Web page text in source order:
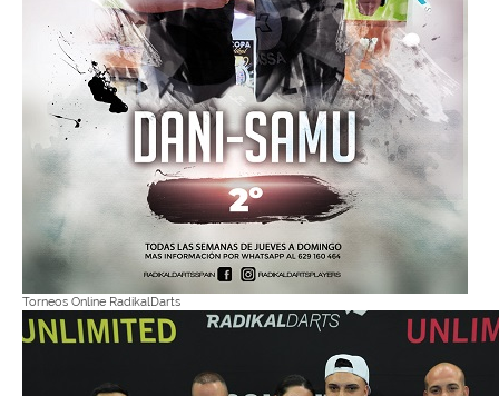
Torneos Online RadikalDarts